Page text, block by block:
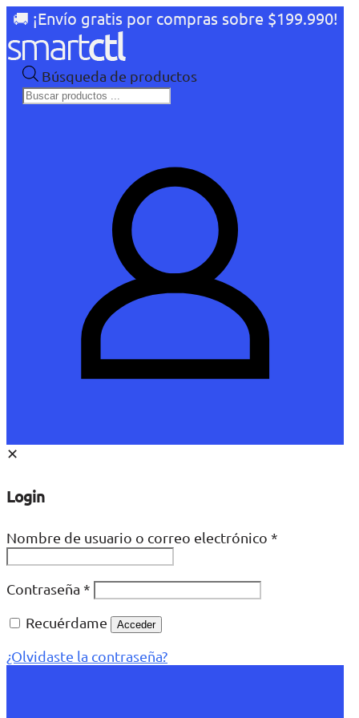
🚚 ¡Envío gratis por compras sobre $199.990!
Búsqueda de productos
✕
Login
Nombre de usuario o correo electrónico *
Contraseña *
Recuérdame
Acceder
¿Olvidaste la contraseña?